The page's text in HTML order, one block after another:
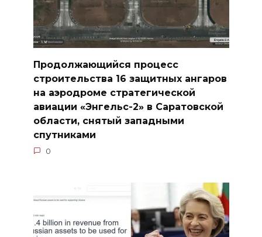
Продолжающийся процесс
строительства 16 защитных ангаров
на аэродроме стратегической
авиации «Энгельс-2» в Саратовской
области, снятый западными
спутниками
0